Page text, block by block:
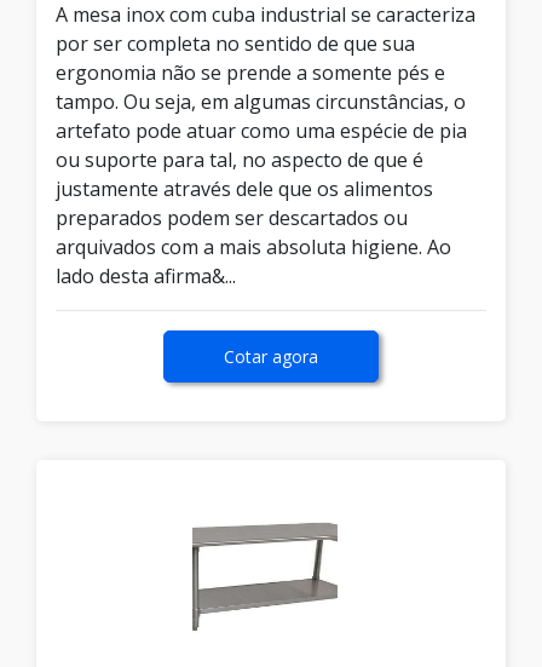
A mesa inox com cuba industrial se caracteriza
por ser completa no sentido de que sua
ergonomia não se prende a somente pés e
tampo. Ou seja, em algumas circunstâncias, o
artefato pode atuar como uma espécie de pia
ou suporte para tal, no aspecto de que é
justamente através dele que os alimentos
preparados podem ser descartados ou
arquivados com a mais absoluta higiene. Ao
lado desta afirma&...
Cotar agora